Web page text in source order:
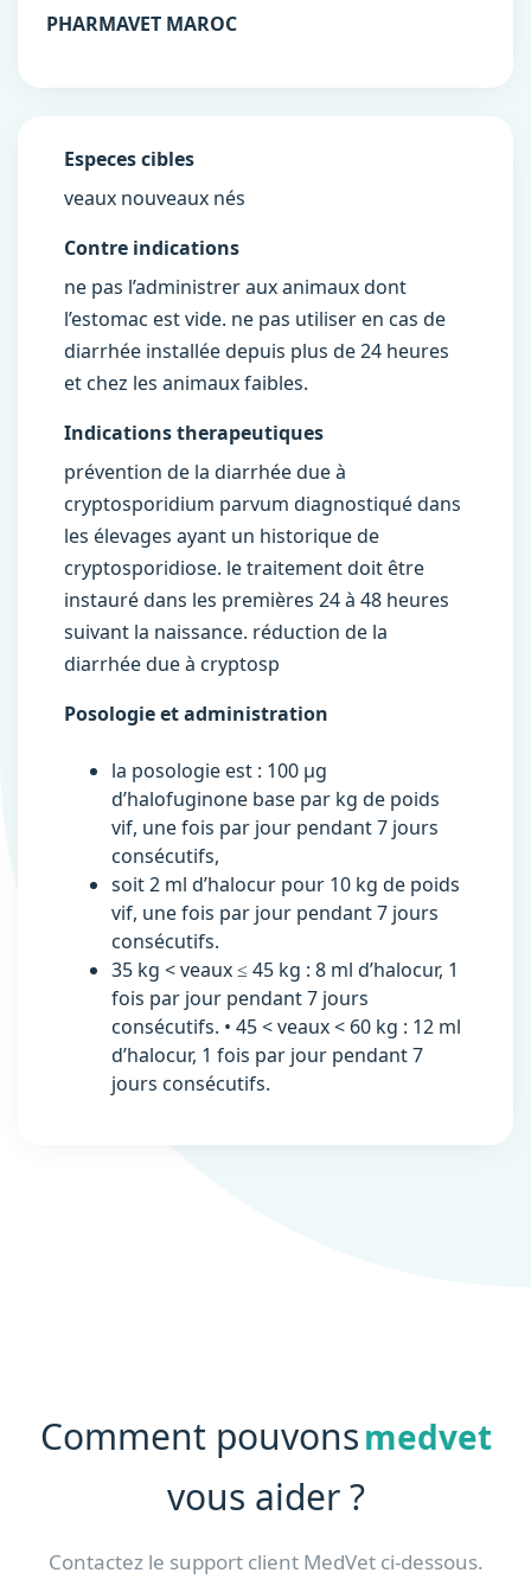
PHARMAVET MAROC
Especes cibles
veaux nouveaux nés
Contre indications
ne pas l’administrer aux animaux dont
l’estomac est vide. ne pas utiliser en cas de
diarrhée installée depuis plus de 24 heures
et chez les animaux faibles.
Indications therapeutiques
prévention de la diarrhée due à
cryptosporidium parvum diagnostiqué dans
les élevages ayant un historique de
cryptosporidiose. le traitement doit être
instauré dans les premières 24 à 48 heures
suivant la naissance. réduction de la
diarrhée due à cryptosp
Posologie et administration
la posologie est : 100 μg
d’halofuginone base par kg de poids
vif, une fois par jour pendant 7 jours
consécutifs,
soit 2 ml d’halocur pour 10 kg de poids
vif, une fois par jour pendant 7 jours
consécutifs.
35 kg < veaux ≤ 45 kg : 8 ml d’halocur, 1
fois par jour pendant 7 jours
consécutifs. • 45 < veaux < 60 kg : 12 ml
d’halocur, 1 fois par jour pendant 7
jours consécutifs.
Comment pouvonsmedvet
vous aider ?
Contactez le support client MedVet ci-dessous.